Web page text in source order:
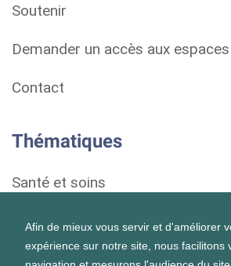
Afin de mieux vous servir et d'améliorer
expérience sur notre site, nous facilitons
Soutenir
Demander un accès aux
Contact
Thématiques
Santé et soins
Droits et démarches
Habitat